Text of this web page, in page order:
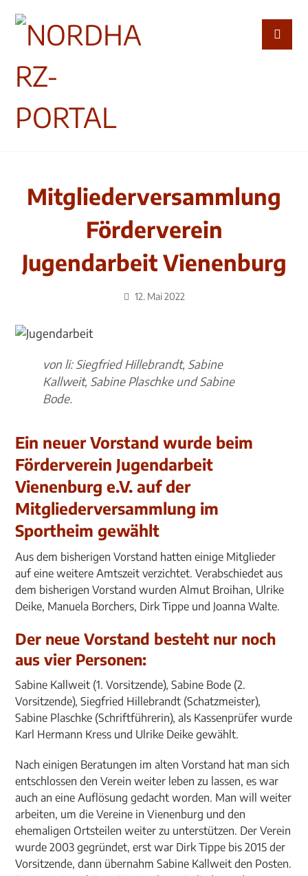
Mitgliederversammlung
Förderverein
Jugendarbeit Vienenburg
12. Mai 2022
von li: Siegfried Hillebrandt, Sabine
Kallweit, Sabine Plaschke und Sabine
Bode.
Ein neuer Vorstand wurde beim
Förderverein Jugendarbeit
Vienenburg e.V. auf der
Mitgliederversammlung im
Sportheim gewählt
Aus dem bisherigen Vorstand hatten einige Mitglieder
auf eine weitere Amtszeit verzichtet. Verabschiedet aus
dem bisherigen Vorstand wurden Almut Broihan, Ulrike
Deike, Manuela Borchers, Dirk Tippe und Joanna Walte.
Der neue Vorstand besteht nur noch
aus vier Personen:
Sabine Kallweit (1. Vorsitzende), Sabine Bode (2.
Vorsitzende), Siegfried Hillebrandt (Schatzmeister),
Sabine Plaschke (Schriftführerin), als Kassenprüfer wurde
Karl Hermann Kress und Ulrike Deike gewählt.
Nach einigen Beratungen im alten Vorstand hat man sich
entschlossen den Verein weiter leben zu lassen, es war
auch an eine Auflösung gedacht worden. Man will weiter
arbeiten, um die Vereine in Vienenburg und den
ehemaligen Ortsteilen weiter zu unterstützen. Der Verein
wurde 2003 gegründet, erst war Dirk Tippe bis 2015 der
Vorsitzende, dann übernahm Sabine Kallweit den Posten.